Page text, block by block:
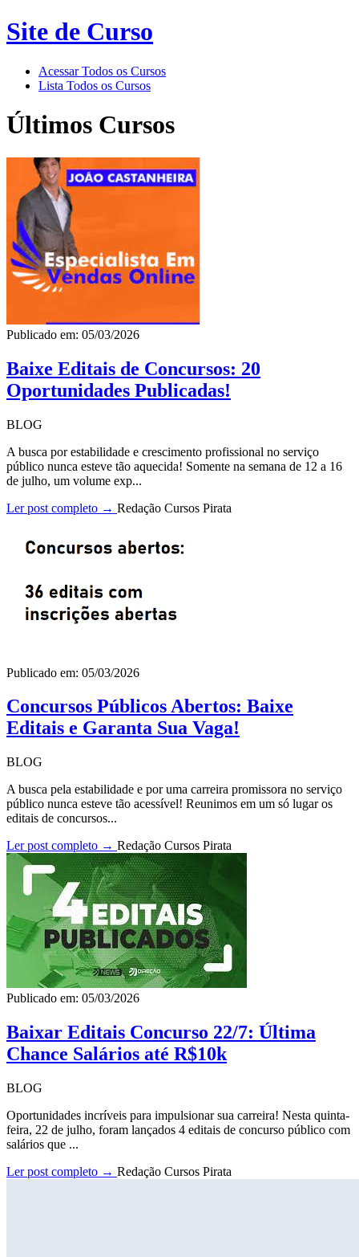
Site de Curso
Acessar Todos os Cursos
Lista Todos os Cursos
Últimos Cursos
Publicado em: 05/03/2026
Baixe Editais de Concursos: 20
Oportunidades Publicadas!
BLOG
A busca por estabilidade e crescimento profissional no serviço
público nunca esteve tão aquecida! Somente na semana de 12 a 16
de julho, um volume exp...
Ler post completo → Redação Cursos Pirata
Publicado em: 05/03/2026
Concursos Públicos Abertos: Baixe
Editais e Garanta Sua Vaga!
BLOG
A busca pela estabilidade e por uma carreira promissora no serviço
público nunca esteve tão acessível! Reunimos em um só lugar os
editais de concursos...
Ler post completo → Redação Cursos Pirata
Publicado em: 05/03/2026
Baixar Editais Concurso 22/7: Última
Chance Salários até R$10k
BLOG
Oportunidades incríveis para impulsionar sua carreira! Nesta quinta-
feira, 22 de julho, foram lançados 4 editais de concurso público com
salários que ...
Ler post completo → Redação Cursos Pirata